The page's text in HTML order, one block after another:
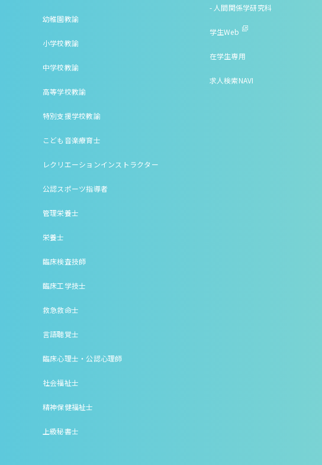
幼稚園教諭
小学校教諭
中学校教諭
高等学校教諭
特別支援学校教諭
こども音楽療育士
レクリエーションインストラクター
公認スポーツ指導者
管理栄養士
栄養士
臨床検査技師
臨床工学技士
救急救命士
言語聴覚士
臨床心理士・公認心理師
社会福祉士
精神保健福祉士
上級秘書士
- 人間関係学研究科
学生Web
在学生専用
求人検索NAVI